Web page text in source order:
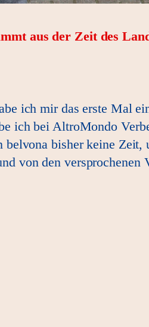
aus der Zeit des
ich mir das erste Mal
ich bei AltroMondo
belvona bisher keine
von den